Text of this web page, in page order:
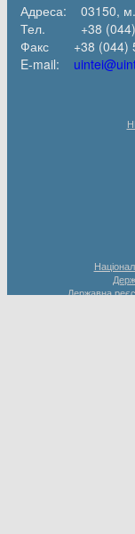
Адреса: 03150, м.
Тел. +38 (044)
Факс +38 (044)
E-mail:
Державна